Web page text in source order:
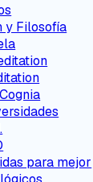
y Filosofía
para mejor